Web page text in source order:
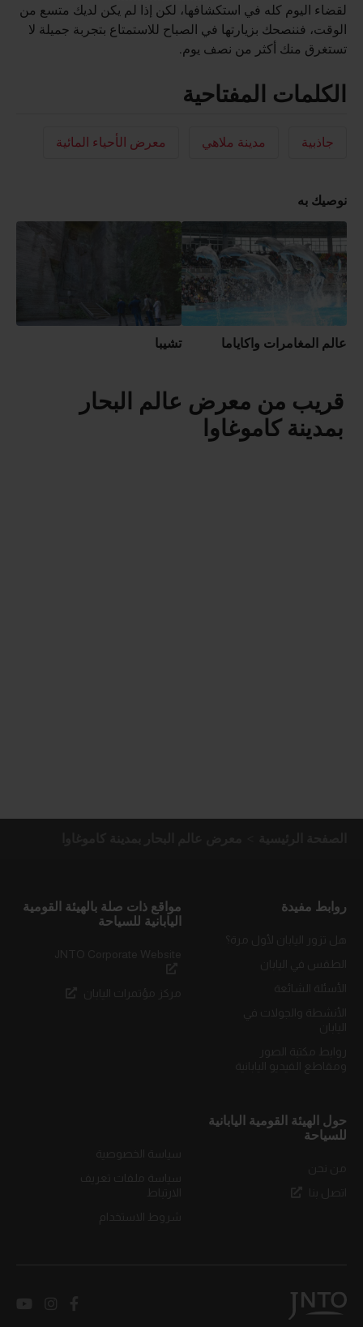
لقضاء اليوم كله في استكشافها، لكن إذا لم يكن لديك متسع من
الوقت، فننصحك بزيارتها في الصباح للاستمتاع بتجربة جميلة لا
تستغرق منك أكثر من نصف يوم.
الكلمات المفتاحية
جاذبية مدينة ملاهي معرض الأحياء المائية
نوصيك به
عالم المغامرات واكاياما تشيبا
قريب من معرض عالم البحار
بمدينة كاموغاوا
روابط مفيدة
مواقع ذات صلة بالهيئة القومية
اليابانية للسياحة
حول الهيئة القومية اليابانية
للسياحة